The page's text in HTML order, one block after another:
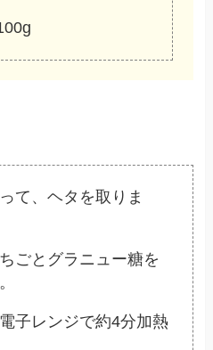
て、ヘタを取りま
ごとグラニュー糖を
子レンジで約4分加熱